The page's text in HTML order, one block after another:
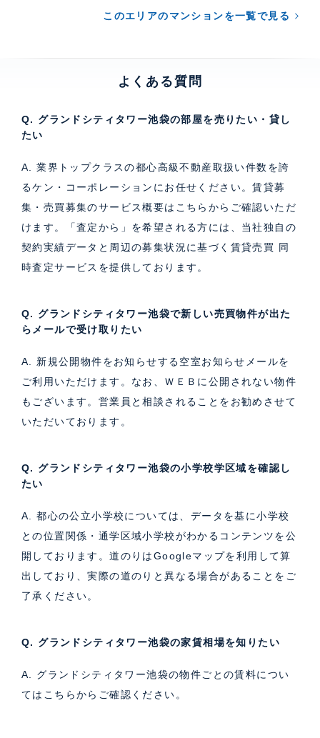
このエリアのマンションを一覧で見る
よくある質問
Q. グランドシティタワー池袋の部屋を売りたい・貸し
たい
A. 業界トップクラスの都心高級不動産取扱い件数を誇
るケン・コーポレーションにお任せください。賃貸募
集・売買募集のサービス概要はこちら からご確認いただ
けます。「査定から」を希望される方には、当社独自の
契約実績データと周辺の募集状況に基づく 賃貸売買 同
時査定サービス を提供しております。
Q. グランドシティタワー池袋で新しい売買物件が出た
らメールで受け取りたい
A. 新規公開物件をお知らせする空室お知らせメールを
ご利用いただけます。なお、ＷＥＢに公開されない物件
もございます。営業員と相談されることをお勧めさせて
いただいております。
Q. グランドシティタワー池袋の小学校学区域を確認し
たい
A. 都心の公立小学校については、データを基に小学校
との位置関係・通学区域小学校がわかるコンテンツを公
開しております。道のりはGoogleマップを利用して算
出しており、実際の道のりと異なる場合があることをご
了承ください。
Q. グランドシティタワー池袋の家賃相場を知りたい
A. グランドシティタワー池袋の物件ごとの賃料につい
ては こちらからご確認ください。